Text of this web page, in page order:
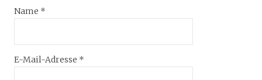
Name *
E-Mail-Adresse *